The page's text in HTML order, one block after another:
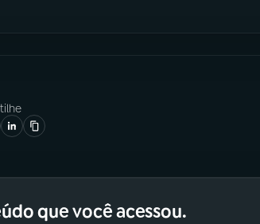
que você acessou.